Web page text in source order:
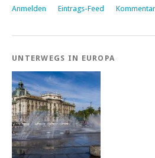
Anmelden Eintrags-Feed
UNTERWEGS IN EUROPA